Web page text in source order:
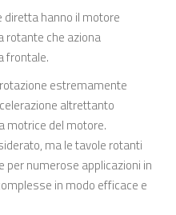
hanno il motore
rotante che aziona
frontale.
estremamente
altrettanto
motrice del motore.
ma le tavole rotanti
per numerose applicazioni in
in modo efficace e